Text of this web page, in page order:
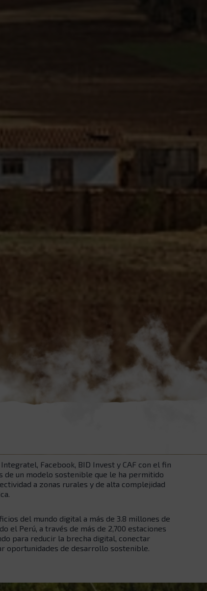
Facebook, BID Invest y CAF con el fin
un modelo sostenible que le ha permitido
a zonas rurales y de alta complejidad
del mundo digital a más de 3.8 millones de
el Perú, a través de más de 2,700 estaciones
para reducir la brecha digital, conectar
oportunidades de desarrollo sostenible.